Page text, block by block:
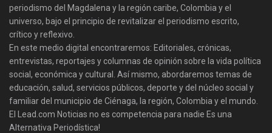
periodismo del Magdalena y la región caribe, Colombia y el
universo, bajo el principio de revitalizar el periodismo escrito,
crítico y reflexivo.
En este medio digital encontraremos: Editoriales, crónicas,
entrevistas, reportajes y columnas de opinión sobre la vida política
social, económica y cultural. Así mismo, abordaremos temas de
educación, salud, servicios públicos, deporte y del núcleo social y
familiar del municipio de Ciénaga, la región, Colombia y el mundo.
El Lead.com Noticias no es competencia para nadie Es una
Alternativa Periodística!